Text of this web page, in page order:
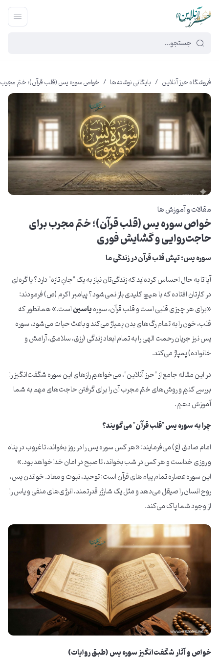
449f43cf-3da2-4422-bb12-2566cb5b8b05
فروشگاه حرز آنلاین / بایگانی نوشته‌ها / خواص سوره یس (قلب قرآن)؛ ختم
مقالات و آموزش ها
خواص سوره یس (قلب قرآن)؛ ختم مجرب برای
حاجت‌روایی و گشایش فوری
سوره یس؛ تپش قلب قرآن در زندگی ما
آیا تا به حال احساس کرده‌اید که زندگی‌تان نیاز به یک "جانِ تازه" دارد؟ یا گره‌ای
در کارتان افتاده که با هیچ کلیدی باز نمی‌شود؟ پیامبر اکرم (ص) فرمودند:
«برای هر چیزی قلبی است و قلب قرآن، سورهیاسیناست.» همانطور که
قلب، خون را به تمام رگ‌های بدن پمپاژ می‌کند و باعث حیات می‌شود، سوره
یس نیز جریان رحمت الهی را به تمام ابعاد زندگی (رزق، سلامتی، آرامش و
خانواده) پمپاژ می‌کند.
در این مقاله جامع از "حرز آنلاین"، می‌خواهیم رازهای این سوره شگفت‌انگیز را
بررسی کنیم و روش‌های ختم مجرب آن را برای گرفتن حاجت‌های مهم به شما
آموزش دهیم.
چرا به سوره یس "قلب قرآن" می‌گویند؟
امام صادق (ع) می‌فرمایند: «هر کس سوره یس را در روز بخواند، تا غروب در پناه
و روزی خداست و هر کس در شب بخواند، تا صبح در امان خدا خواهد بود.»
این سوره عصاره تمام پیام‌های قرآن است: توحید، نبوت و معاد. خواندن یس،
روح انسان را صیقل می‌دهد و مثل یک شارژر قدرتمند، انرژی‌های منفی و یاس را
از وجود شما پاک می‌کند.
خواص و آثار شگفت‌انگیز سوره یس (طبق روایات)